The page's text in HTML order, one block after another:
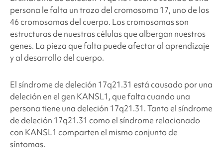
¿Cuántas personas tienenel síndrome de deleción
17q21.31?
¿Las personas que tienen
¿Cómo se trata el síndrome de deleción 17q21.31?
Problemas de comportamiento y desarrollo
relacionados con
persona le falta un trozo del cromosoma 17, uno de los
46 cromosomas del cuerpo. Los cromosomas son
estructuras de nuestras células que albergan nuestros
genes. La pieza que falta puede afectar al aprendizaje
y al desarrollo del cuerpo.
Elsíndrome de deleción 17q21.31 está causado por una
deleción en el gen KANSL1, que falta cuando una
persona tiene una deleción 17q21.31. Tanto el síndrome
de deleción 17q21.31 como el síndrome relacionado
con KANSL1 comparten el mismo conjunto de
síntomas.